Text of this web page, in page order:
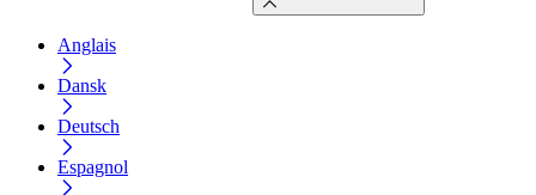
Anglais
Dansk
Deutsch
Espagnol